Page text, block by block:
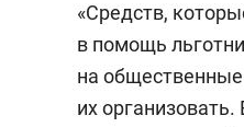
«Средств,
в помощь
на
их